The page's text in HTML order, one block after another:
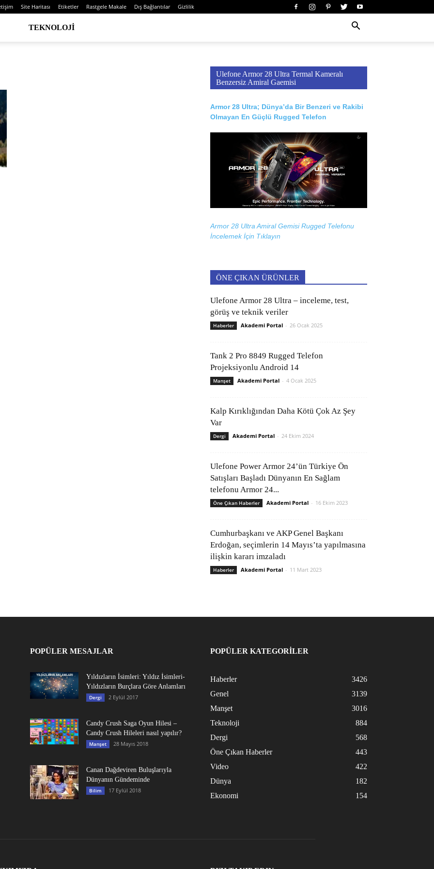
Site Haritası Etiketler Rastgele Makale Dış Bağlantılar Gizlilik
TEKNOLOJI
Ulefone Armor 28 Ultra Termal Kameralı
Benzersiz Amiral Gaemisi
Armor 28 Ultra; Dünya’da Bir Benzeri ve Rakibi
Olmayan En Güçlü Rugged Telefon
Armor 28 Ultra Amiral Gemisi Rugged Telefonu
İncelemek İçin Tıklayın
ÖNE ÇIKAN ÜRÜNLER
Ulefone Armor 28 Ultra – inceleme, test,
görüş ve teknik veriler
Haberler Akademi Portal - 26 Ocak 2025
Tank 2 Pro 8849 Rugged Telefon
Projeksiyonlu Android 14
Manşet Akademi Portal - 4 Ocak 2025
Kalp Kırıklığından Daha Kötü Çok Az Şey
Var
Dergi Akademi Portal - 24 Ekim 2024
Ulefone Power Armor 24’ün Türkiye Ön
Satışları Başladı Dünyanın En Sağlam
telefonu Armor 24...
Öne Çıkan Haberler Akademi Portal - 16 Ekim 2023
Cumhurbaşkanı ve AKP Genel Başkanı
Erdoğan, seçimlerin 14 Mayıs’ta yapılmasına
ilişkin kararı imzaladı
Haberler Akademi Portal - 11 Mart 2023
POPÜLER MESAJLAR
Yıldızların İsimleri: Yıldız İsimleri-
Yıldızların Burçlara Göre Anlamları
Dergi 2 Eylül 2017
Candy Crush Saga Oyun Hilesi –
Candy Crush Hileleri nasıl yapılır?
Manşet 28 Mayıs 2018
Canan Dağdeviren Buluşlarıyla
Dünyanın Gündeminde
Bilim 17 Eylül 2018
POPÜLER KATEGORİLER
Haberler
3426
Genel
3139
Manşet
3016
Teknoloji
884
Dergi
568
Öne Çıkan Haberler
443
Video
422
Dünya
182
Ekonomi
154